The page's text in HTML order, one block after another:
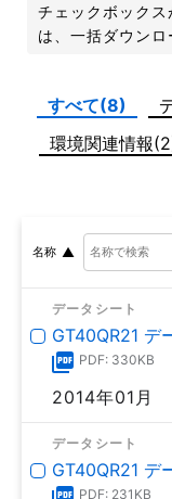
チェックボックス
は、一括ダウンロ
すべて(8)
環境関連情報
名称
データシート
GT40QR21 デ
PDF: 330KB
2014年01月
データシート
GT40QR21 デ
PDF: 231KB